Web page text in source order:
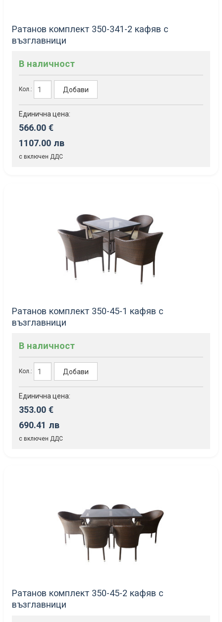
Ратанов комплект 350-341-2 кафяв с
възглавници
В наличност
Кол.: Добави
Единична цена:
566.00 €
1107.00 лв
с включен ДДС
Ратанов комплект 350-45-1 кафяв с
възглавници
В наличност
Кол.: Добави
Единична цена:
353.00 €
690.41 лв
с включен ДДС
Ратанов комплект 350-45-2 кафяв с
възглавници